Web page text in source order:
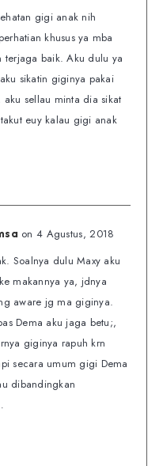
gigi anak nih
khusus ya mba
terjaga baik. Aku dulu ya
sikatin giginya pakai
aku sellau minta dia sikat
euy kalau gigi anak
on 4 Agustus, 2018
Soalnya dulu Maxy aku
makannya ya, jdnya
aware jg ma giginya.
Dema aku jaga betu;,
giginya rapuh krn
secara umum gigi Dema
dibandingkan